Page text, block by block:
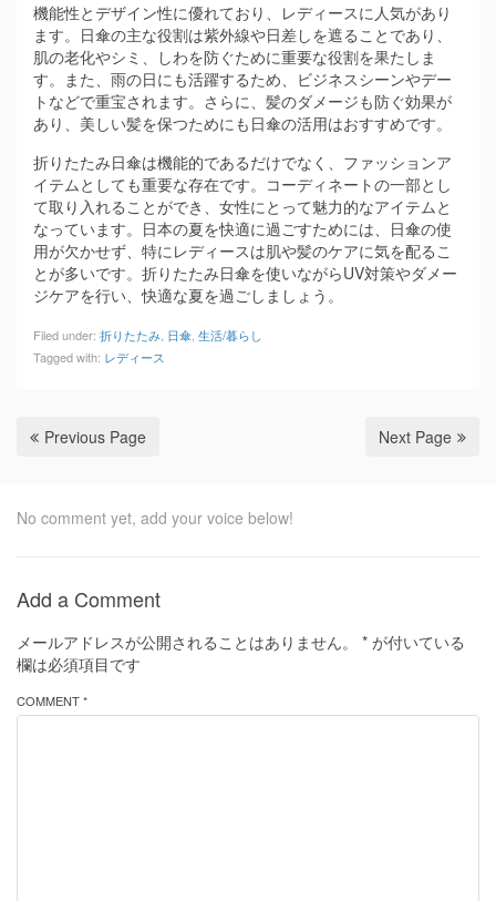
機能性とデザイン性に優れており、レディースに人気があり
ます。日傘の主な役割は紫外線や日差しを遮ることであり、
肌の老化やシミ、しわを防ぐために重要な役割を果たしま
す。また、雨の日にも活躍するため、ビジネスシーンやデー
トなどで重宝されます。さらに、髪のダメージも防ぐ効果が
あり、美しい髪を保つためにも日傘の活用はおすすめです。
折りたたみ日傘は機能的であるだけでなく、ファッションア
イテムとしても重要な存在です。コーディネートの一部とし
て取り入れることができ、女性にとって魅力的なアイテムと
なっています。日本の夏を快適に過ごすためには、日傘の使
用が欠かせず、特にレディースは肌や髪のケアに気を配るこ
とが多いです。折りたたみ日傘を使いながらUV対策やダメー
ジケアを行い、快適な夏を過ごしましょう。
Filed under: 折りたたみ 日傘 生活/暮らし
Tagged with: レディース
Previous Page Next Page
No comment yet, add your voice below!
Add a Comment
メールアドレスが公開されることはありません。 * が付いている
欄は必須項目です
COMMENT *